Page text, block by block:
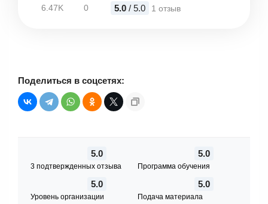
6.47K 0 5.0 / 5.0 1 отзыв
Поделиться в соцсетях:
5.0
3 подтвержденных отзыва
5.0
Программа обучения
5.0
Уровень организации
5.0
Подача материала